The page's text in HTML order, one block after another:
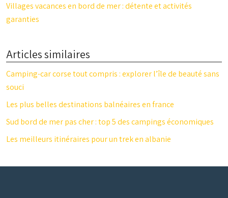
Villages vacances en bord de mer : détente et activités
garanties
Articles similaires
Camping-car corse tout compris : explorer l’île de beauté sans
souci
Les plus belles destinations balnéaires en france
Sud bord de mer pas cher : top 5 des campings économiques
Les meilleurs itinéraires pour un trek en albanie